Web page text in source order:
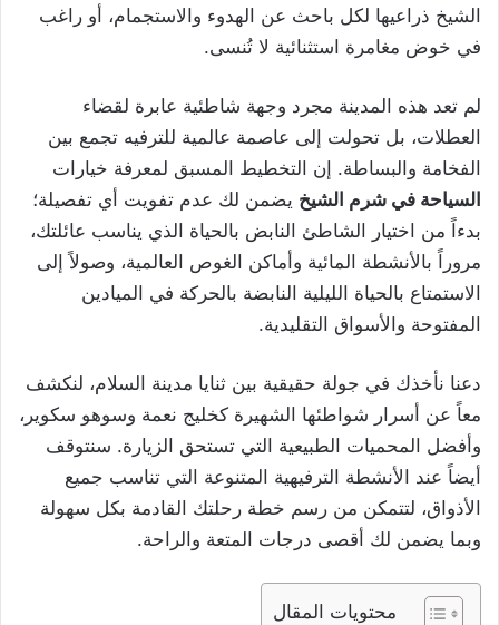
الشيخ ذراعيها لكل باحث عن الهدوء والاستجمام، أو راغب
في خوض مغامرة استثنائية لا تُنسى.
لم تعد هذه المدينة مجرد وجهة شاطئية عابرة لقضاء
العطلات، بل تحولت إلى عاصمة عالمية للترفيه تجمع بين
الفخامة والبساطة. إن التخطيط المسبق لمعرفة خيارات
السياحة في شرم الشيخ يضمن لك عدم تفويت أي تفصيلة؛
بدءاً من اختيار الشاطئ النابض بالحياة الذي يناسب عائلتك،
مروراً بالأنشطة المائية وأماكن الغوص العالمية، وصولاً إلى
الاستمتاع بالحياة الليلية النابضة بالحركة في الميادين
المفتوحة والأسواق التقليدية.
دعنا نأخذك في جولة حقيقية بين ثنايا مدينة السلام، لنكشف
معاً عن أسرار شواطئها الشهيرة كخليج نعمة وسوهو سكوير،
وأفضل المحميات الطبيعية التي تستحق الزيارة. سنتوقف
أيضاً عند الأنشطة الترفيهية المتنوعة التي تناسب جميع
الأذواق، لتتمكن من رسم خطة رحلتك القادمة بكل سهولة
وبما يضمن لك أقصى درجات المتعة والراحة.
محتويات المقال